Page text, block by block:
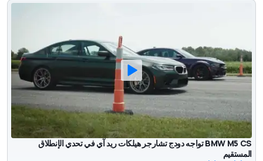
BMW M5 CS تواجه دودج تشارجر هيلكات ريد آي في تحدي الإنطلاق
المستقيم